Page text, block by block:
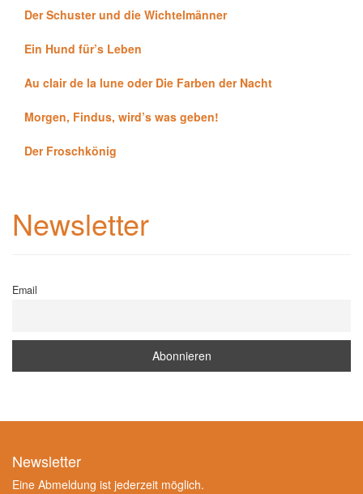
Der Schuster und die Wichtelmänner
Ein Hund für’s Leben
Au clair de la lune oder Die Farben der Nacht
Morgen, Findus, wird’s was geben!
Der Froschkönig
Newsletter
Email
Newsletter
Eine Abmeldung ist jederzeit möglich.